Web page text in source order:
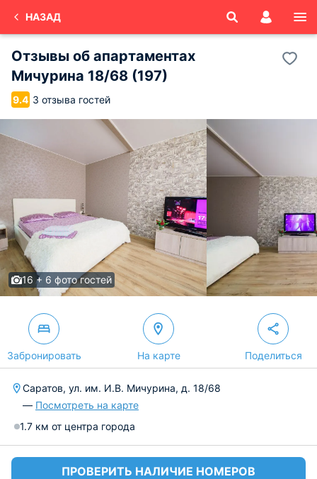
НАЗАД
Отзывы об апартаментах
Мичурина 18/68 (197)
9.4 3 отзыва гостей
16 + 6 фото гостей
Забронировать На карте Поделиться
Саратов, ул. им. И.В. Мичурина, д. 18/68
— Посмотреть на карте
1.7 км от центра города
ПРОВЕРИТЬ НАЛИЧИЕ НОМЕРОВ